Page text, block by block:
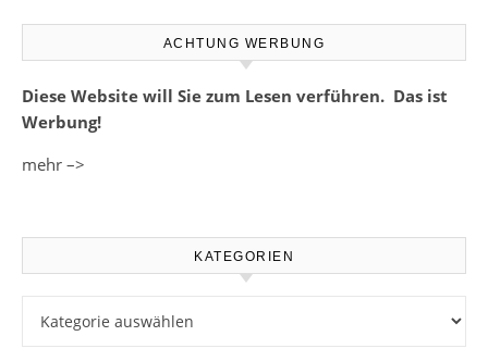
ACHTUNG WERBUNG
Diese Website will Sie zum Lesen verführen. Das ist
Werbung!
mehr –>
KATEGORIEN